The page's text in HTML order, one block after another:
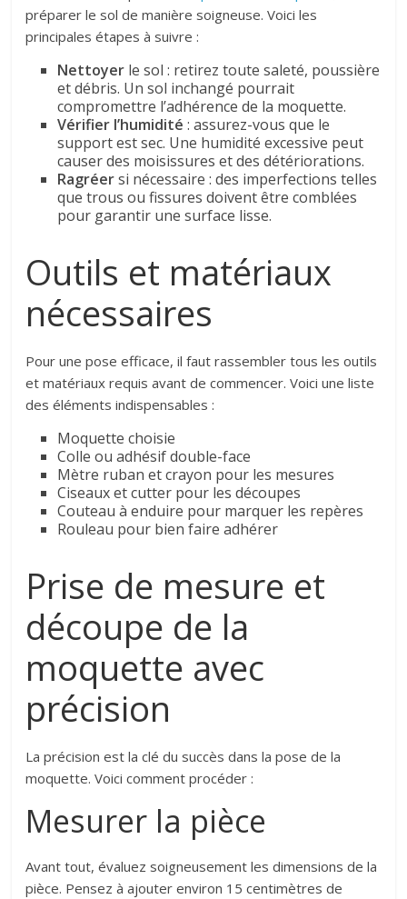
préparer le sol de manière soigneuse. Voici les
principales étapes à suivre :
Nettoyer le sol : retirez toute saleté, poussière
et débris. Un sol inchangé pourrait
compromettre l’adhérence de la moquette.
Vérifier l’humidité : assurez-vous que le
support est sec. Une humidité excessive peut
causer des moisissures et des détériorations.
Ragréersi nécessaire : des imperfections telles
que trous ou fissures doivent être comblées
pour garantir une surface lisse.
Outils et matériaux
nécessaires
Pour une pose efficace, il faut rassembler tous les outils
et matériaux requis avant de commencer. Voici une liste
des éléments indispensables :
Moquette choisie
Colle ou adhésif double-face
Mètre ruban et crayon pour les mesures
Ciseaux et cutter pour les découpes
Couteau à enduire pour marquer les repères
Rouleau pour bien faire adhérer
Prise de mesure et
découpe de la
moquette avec
précision
La précision est la clé du succès dans la pose de la
moquette. Voici comment procéder :
Mesurer la pièce
Avant tout, évaluez soigneusement les dimensions de la
pièce. Pensez à ajouter environ 15 centimètres de